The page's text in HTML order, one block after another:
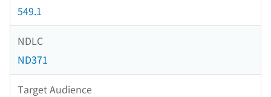
549.1
NDLC
ND371
Target Audience